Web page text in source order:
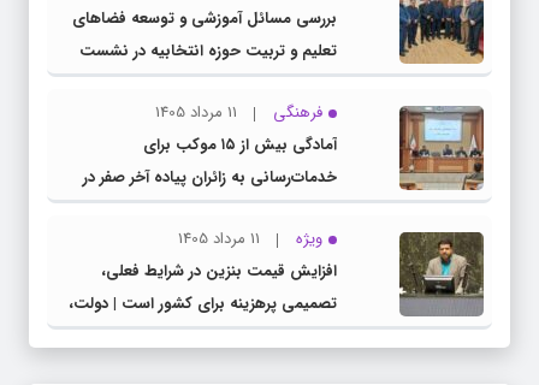
بررسی مسائل آموزشی و توسعه فضاهای
تعلیم و تربیت حوزه انتخابیه در نشست
مشترک عضو کمیسیون آموزش مجلس با
مدیرکل آموزش و پرورش خراسان رضوی
فرهنگی
11 مرداد 1405
آمادگی بیش از ۱۵ موکب برای
خدمات‌رسانی به زائران پیاده آخر صفر در
شهرستان چناران
ویژه
11 مرداد 1405
افزایش قیمت بنزین در شرایط فعلی،
تصمیمی پرهزینه برای کشور است | دولت،
قاچاق سوخت و عوامل اصلی ناترازی را